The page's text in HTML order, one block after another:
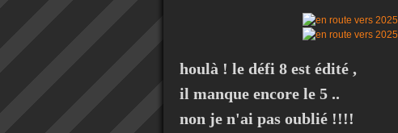
houlà ! le défi 8 est édité ,
il manque encore le 5 ..
non je n'ai pas oublié !!!!